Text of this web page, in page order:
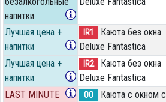
напитки
Лучшая цена +
напитки
IR1
Каюта без окна
Deluxe Fantastica
Лучшая цена +
напитки
IR2
Каюта без окна
Deluxe Fantastica
LAST MINUTE OO
Каюта с окном с